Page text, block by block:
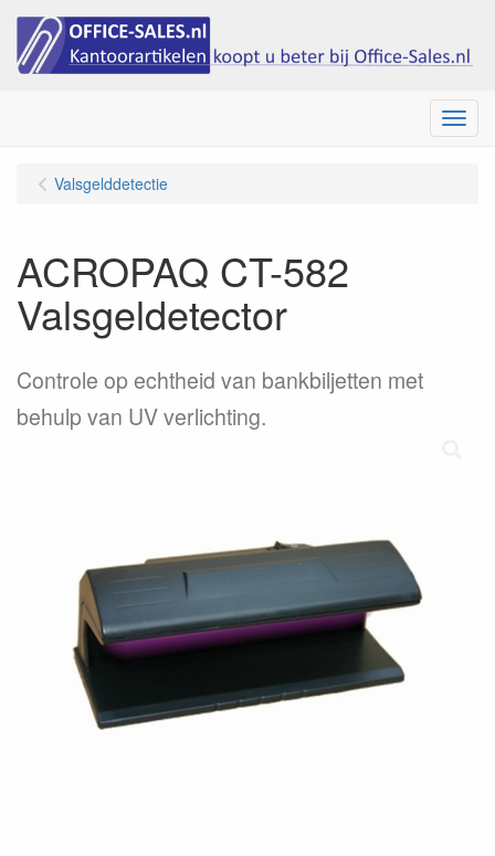
Menu
Valsgelddetectie
ACROPAQ CT-582
Valsgeldetector
Controle op echtheid van bankbiljetten met
behulp van UV verlichting.